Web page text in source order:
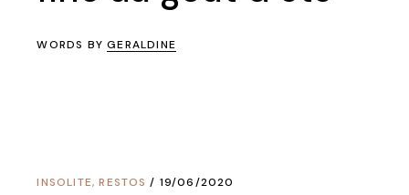
WORDS BYGERALDINE
INSOLITE,RESTOS 19/06/2020